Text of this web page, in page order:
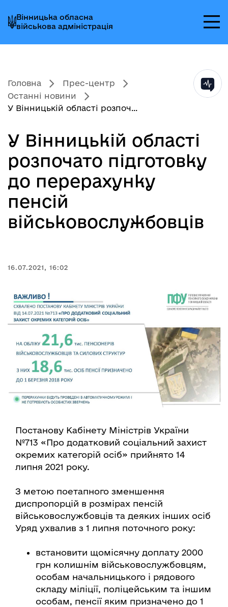
до
головного
меню
до
головного
вмісту
до
головного
колонтитула
Вінницька обласна
військова адміністрація
Головна
Прес-центр
Останні новини
У Вінницькій області розпоч...
У Вінницькій області
розпочато підготовку
до перерахунку
пенсій
військовослужбовців
16.07.2021, 16:02
Постанову Кабінету Міністрів України
№713 «Про додатковий соціальний захист
окремих категорій осіб» прийнято 14
липня 2021 року.
З метою поетапного зменшення
диспропорцій в розмірах пенсій
військовослужбовців та деяких інших осіб
Уряд ухвалив з 1 липня поточного року:
встановити щомісячну доплату 2000
грн колишнім військовослужбовцям,
особам начальницького і рядового
складу міліції, поліцейським та іншим
особам, пенсії яким призначено до 1